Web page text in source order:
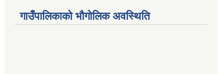
गाउँपालिकाको भौगोलिक अवस्थिति